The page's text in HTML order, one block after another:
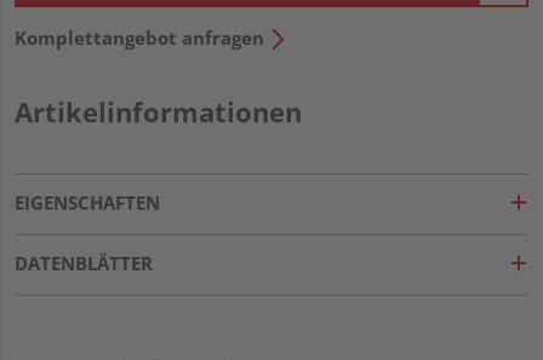
Komplettangebot anfragen
Artikelinformationen
EIGENSCHAFTEN
DATENBLÄTTER